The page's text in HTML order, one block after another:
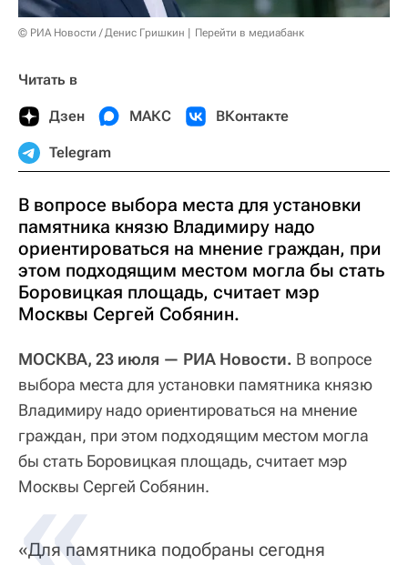
© РИА Новости / Денис Гришкин Перейти в медиабанк
Читать в
Дзен МАКС ВКонтакте
Telegram
В вопросе выбора места для установки
памятника князю Владимиру надо
ориентироваться на мнение граждан, при
этом подходящим местом могла бы стать
Боровицкая площадь, считает мэр
Москвы Сергей Собянин.
МОСКВА, 23 июля — РИА Новости. В вопросе
выбора места для установки памятника князю
Владимиру надо ориентироваться на мнение
граждан, при этом подходящим местом могла
бы стать Боровицкая площадь, считает мэр
Москвы Сергей Собянин.
«Для памятника подобраны сегодня